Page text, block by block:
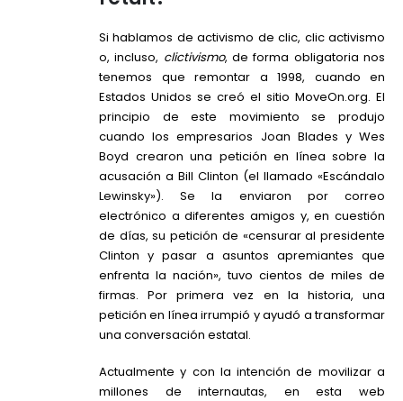
Si hablamos de activismo de clic, clic activismo
o, incluso, clictivismo, de forma obligatoria nos
tenemos que remontar a 1998, cuando en
Estados Unidos se creó el sitio MoveOn.org. El
principio de este movimiento se produjo
cuando los empresarios Joan Blades y Wes
Boyd crearon una petición en línea sobre la
acusación a Bill Clinton (el llamado «Escándalo
Lewinsky»). Se la enviaron por correo
electrónico a diferentes amigos y, en cuestión
de días, su petición de «censurar al presidente
Clinton y pasar a asuntos apremiantes que
enfrenta la nación», tuvo cientos de miles de
firmas. Por primera vez en la historia, una
petición en línea irrumpió y ayudó a transformar
una conversación estatal.
Actualmente y con la intención de movilizar a
millones de internautas, en esta web